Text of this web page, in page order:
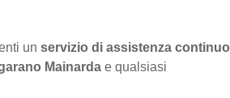
un servizio di assistenza continuo
Mainarda e qualsiasi